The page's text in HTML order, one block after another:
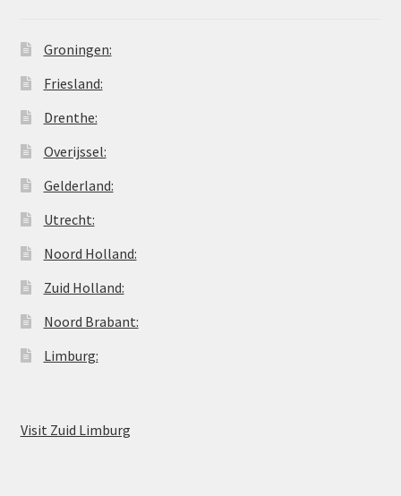
Groningen:
Friesland:
Drenthe:
Overijssel:
Gelderland:
Utrecht:
Noord Holland:
Zuid Holland:
Noord Brabant:
Limburg:
Visit Zuid Limburg